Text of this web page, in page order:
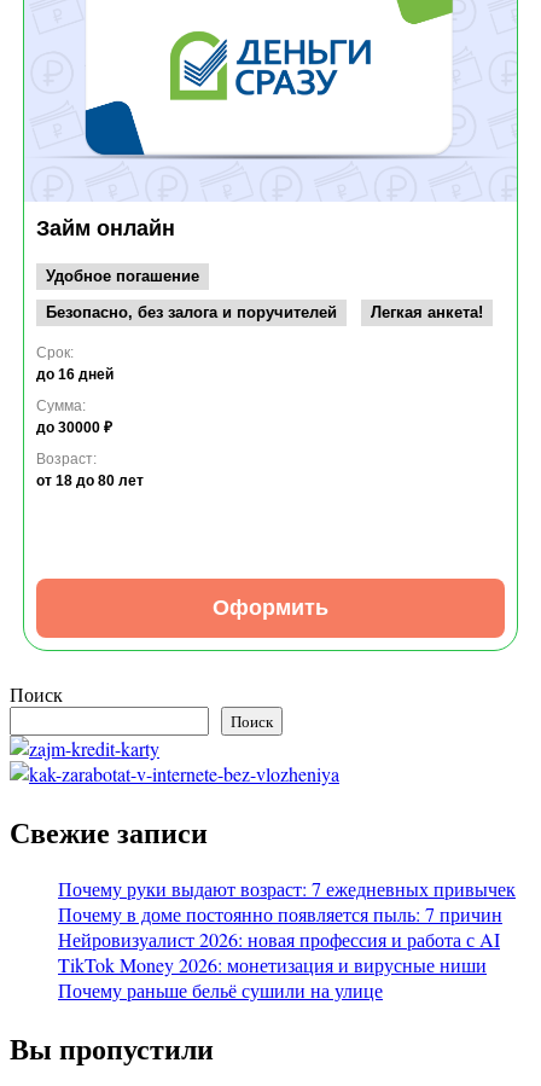
Займ онлайн
Удобное погашение
Безопасно, без залога и поручителей
Легкая анкета!
Срок:
до 16 дней
Сумма:
до 30000 ₽
Возраст:
от 18 до 80 лет
Оформить
Поиск
Поиск
Свежие записи
Почему руки выдают возраст: 7 ежедневных привычек
Почему в доме постоянно появляется пыль: 7 причин
Нейровизуалист 2026: новая профессия и работа с AI
TikTok Money 2026: монетизация и вирусные ниши
Почему раньше бельё сушили на улице
Вы пропустили